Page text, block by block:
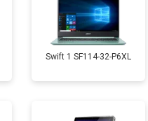
от 1950 ₽
Swift 1 SF114-32-P6XL